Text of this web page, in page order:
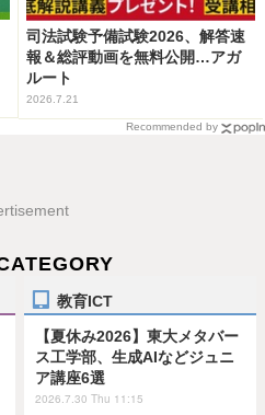
司法試験予備試験2026、解答速
報＆総評動画を無料公開…アガ
ルート
2026.7.21
Recommended by
教育ICT
【夏休み2026】東大メタバー
ス工学部、生成AIなどジュニ
ア講座6選
2026.7.30 Thu 11:15